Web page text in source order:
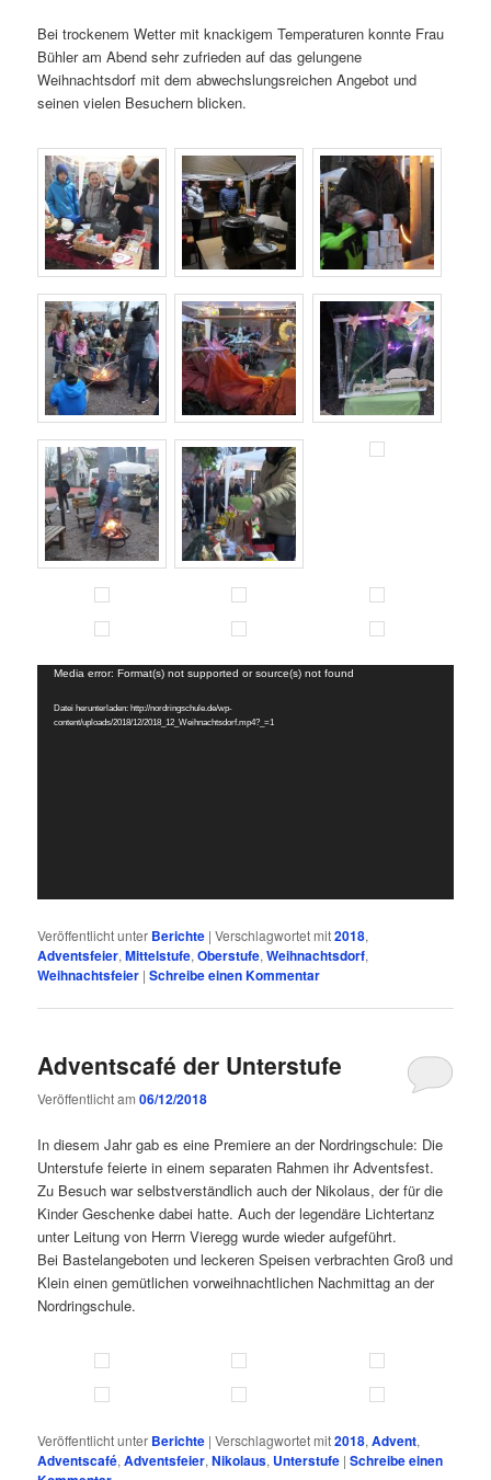
Bei trockenem Wetter mit knackigem Temperaturen konnte Frau
Bühler am Abend sehr zufrieden auf das gelungene
Weihnachtsdorf mit dem abwechslungsreichen Angebot und
seinen vielen Besuchern blicken.
Video-
Media error: Format(s) not supported or source(s) not found
Datei herunterladen: http://nordringschule.de/wp-
content/uploads/2018/12/2018_12_Weihnachtsdorf.mp4?_=1
Veröffentlicht unter Berichte |Verschlagwortet mit2018,
Adventsfeier,Mittelstufe,Oberstufe,Weihnachtsdorf,
Weihnachtsfeier |Schreibe einen Kommentar
Adventscafé der Unterstufe
Veröffentlicht am06/12/2018
In diesem Jahr gab es eine Premiere an der Nordringschule: Die
Unterstufe feierte in einem separaten Rahmen ihr Adventsfest.
Zu Besuch war selbstverständlich auch der Nikolaus, der für die
Kinder Geschenke dabei hatte. Auch der legendäre Lichtertanz
unter Leitung von Herrn Vieregg wurde wieder aufgeführt.
Bei Bastelangeboten und leckeren Speisen verbrachten Groß und
Klein einen gemütlichen vorweihnachtlichen Nachmittag an der
Nordringschule.
Veröffentlicht unter Berichte |Verschlagwortet mit2018,Advent,
Adventscafé,Adventsfeier,Nikolaus, Unterstufe |Schreibe einen